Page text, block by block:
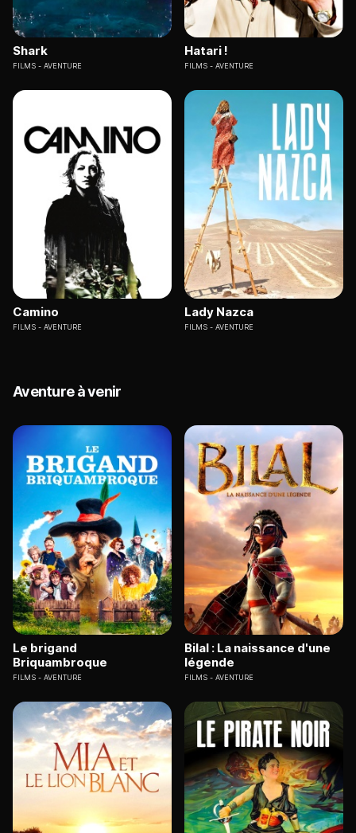
Shark
FILMS AVENTURE
Hatari !
FILMS AVENTURE
Camino
FILMS AVENTURE
Lady Nazca
FILMS AVENTURE
Aventure à venir
Le brigand
Briquambroque
FILMS AVENTURE
Bilal : La naissance d'une
légende
FILMS AVENTURE